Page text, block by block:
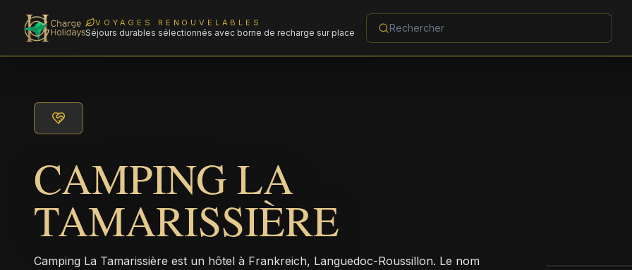
VOYAGES RENOUVELABLES
Séjours durables sélectionnés avec borne de recharge sur place
CAMPING LA
TAMARISSIÈRE
Camping La Tamarissière est un hôtel à Frankreich, Languedoc-Roussillon. Le nom